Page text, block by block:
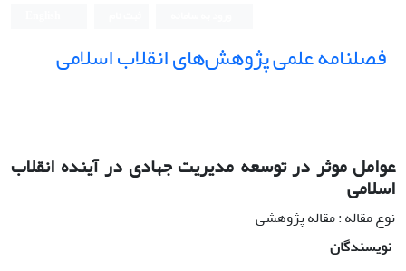
فصلنامه علمی پژوهش‌های انقلاب اسلامی
عوامل موثر در توسعه مدیریت جهادی در آینده انقلاب
اسلامی
نوع مقاله : مقاله پژوهشی
نویسندگان